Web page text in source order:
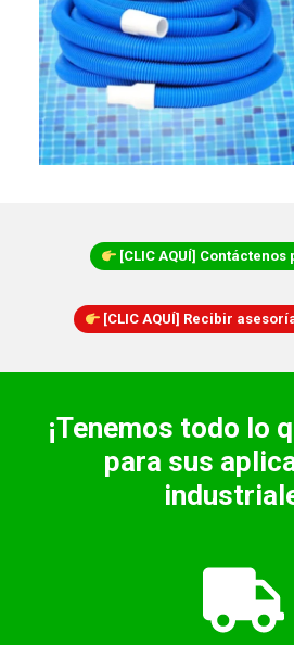
[CLIC AQUÍ] Contáctenos
[CLIC AQUÍ] Recibir
¡Tenemos todo lo
para sus